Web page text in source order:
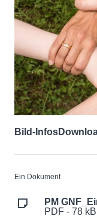
Bild-Infos
Ein Dokument
PM
PDF - 78 kB